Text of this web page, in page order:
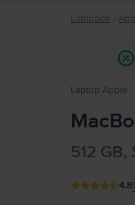
Laptopok /
Laptop Apple
512 GB,
4.8